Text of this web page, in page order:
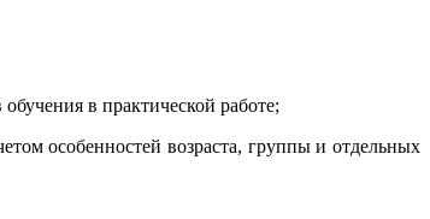
в практической работе;
особенностей возраста, группы и отдельных